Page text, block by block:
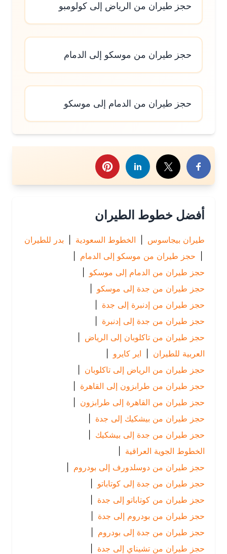
حجز طيران من الرياض إلى كولومبو
حجز طيران من موسكو إلى الدمام
حجز طيران من الدمام إلى موسكو
هذا الموضوع
أفضل خطوط الطيران
طيران بيجاسوس | الخطوط السعودية | بدر للطيران
حجز طيران من موسكو إلى الدمام
|
حجز طيران من الدمام إلى موسكو |
حجز طيران من جدة إلى موسكو |
حجز طيران من إدنبرة إلى جدة
حجز طيران من جدة إلى إدنبرة |
حجز طيران من تاكلوبان إلى الرياض
|
العربية للطيران | اير كايرو
|
حجز طيران من الرياض إلى تاكلوبان |
حجز طيران من طرابزون إلى القاهرة |
حجز طيران من القاهرة إلى طرابزون |
حجز طيران من بيشكيك إلى جدة
حجز طيران من جدة إلى بيشكيك |
الخطوط الجوية العراقية
حجز طيران من دوسلدورف إلى بودروم |
حجز طيران من جدة إلى كوتاباتو |
حجز طيران من كوتاباتو إلى جدة
حجز طيران من بودروم إلى جدة
حجز طيران من جدة إلى بودروم |
حجز طيران من تشيناي إلى جدة